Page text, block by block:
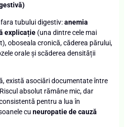
tubului digestiv:anemia
explicație(una dintre cele mai
oboseala cronică, căderea părului,
orale și scăderea densității
există asociări documentate între
absolut rămâne mic, dar
pentru a lua în
cu neuropatie de cauză